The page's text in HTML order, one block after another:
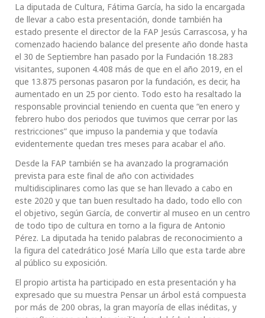
La diputada de Cultura, Fátima García, ha sido la encargada
de llevar a cabo esta presentación, donde también ha
estado presente el director de la FAP Jesús Carrascosa, y ha
comenzado haciendo balance del presente año donde hasta
el 30 de Septiembre han pasado por la Fundación 18.283
visitantes, suponen 4.408 más de que en el año 2019, en el
que 13.875 personas pasaron por la fundación, es decir, ha
aumentado en un 25 por ciento. Todo esto ha resaltado la
responsable provincial teniendo en cuenta que “en enero y
febrero hubo dos periodos que tuvimos que cerrar por las
restricciones” que impuso la pandemia y que todavía
evidentemente quedan tres meses para acabar el año.
Desde la FAP también se ha avanzado la programación
prevista para este final de año con actividades
multidisciplinares como las que se han llevado a cabo en
este 2020 y que tan buen resultado ha dado, todo ello con
el objetivo, según García, de convertir al museo en un centro
de todo tipo de cultura en torno a la figura de Antonio
Pérez. La diputada ha tenido palabras de reconocimiento a
la figura del catedrático José María Lillo que esta tarde abre
al público su exposición.
El propio artista ha participado en esta presentación y ha
expresado que su muestra Pensar un árbol está compuesta
por más de 200 obras, la gran mayoría de ellas inéditas, y